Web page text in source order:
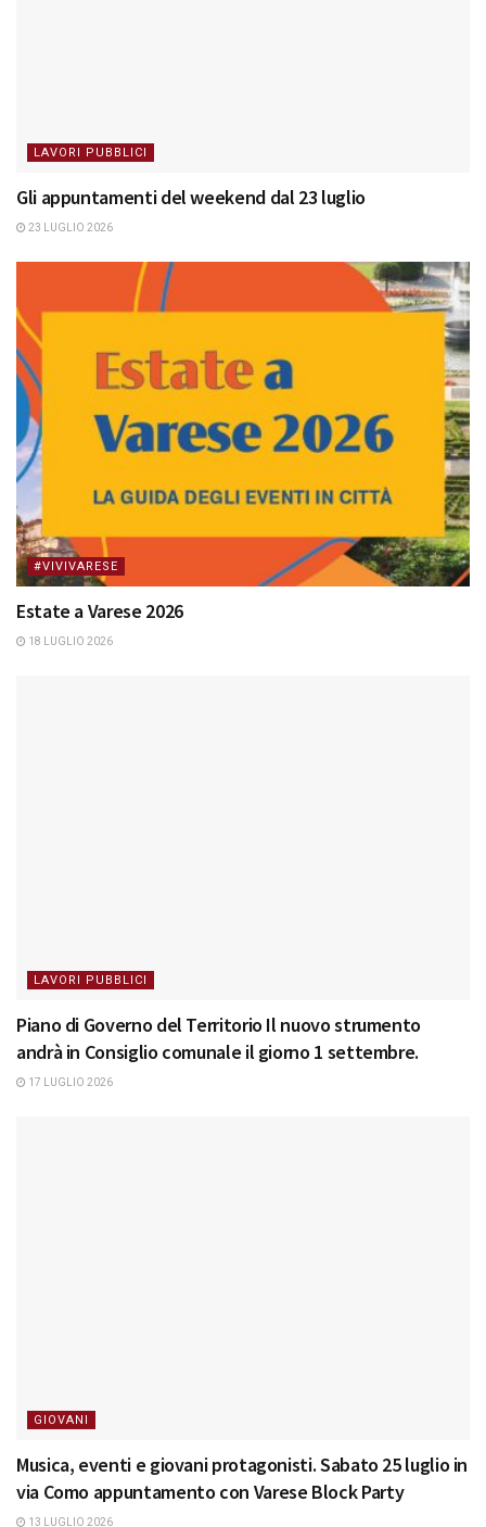
LAVORI PUBBLICI
Gli appuntamenti del weekend dal 23 luglio
23 LUGLIO 2026
#VIVIVARESE
Estate a Varese 2026
18 LUGLIO 2026
LAVORI PUBBLICI
Piano di Governo del Territorio Il nuovo strumento
andrà in Consiglio comunale il giorno 1 settembre.
17 LUGLIO 2026
GIOVANI
Musica, eventi e giovani protagonisti. Sabato 25 luglio in
via Como appuntamento con Varese Block Party
13 LUGLIO 2026